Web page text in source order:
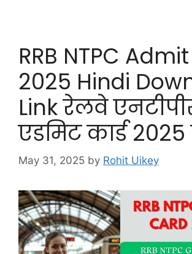
RRB NTPC
2025 Hindi
Link रेलवे
एडमिट कार्ड 2025
May 31, 2025 by Rohit Uikey